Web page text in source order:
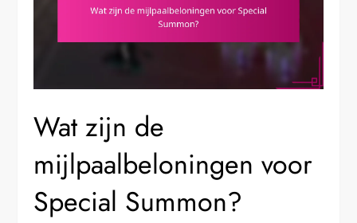
Wat zijn de
mijlpaalbeloningen voor
Special Summon?